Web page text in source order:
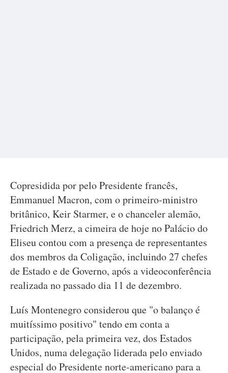
Copresidida por pelo Presidente francês,
Emmanuel Macron, com o primeiro-ministro
britânico, Keir Starmer, e o chanceler alemão,
Friedrich Merz, a cimeira de hoje no Palácio do
Eliseu contou com a presença de representantes
dos membros da Coligação, incluindo 27 chefes
de Estado e de Governo, após a videoconferência
realizada no passado dia 11 de dezembro.
Luís Montenegro considerou que "o balanço é
muitíssimo positivo" tendo em conta a
participação, pela primeira vez, dos Estados
Unidos, numa delegação liderada pelo enviado
especial do Presidente norte-americano para a